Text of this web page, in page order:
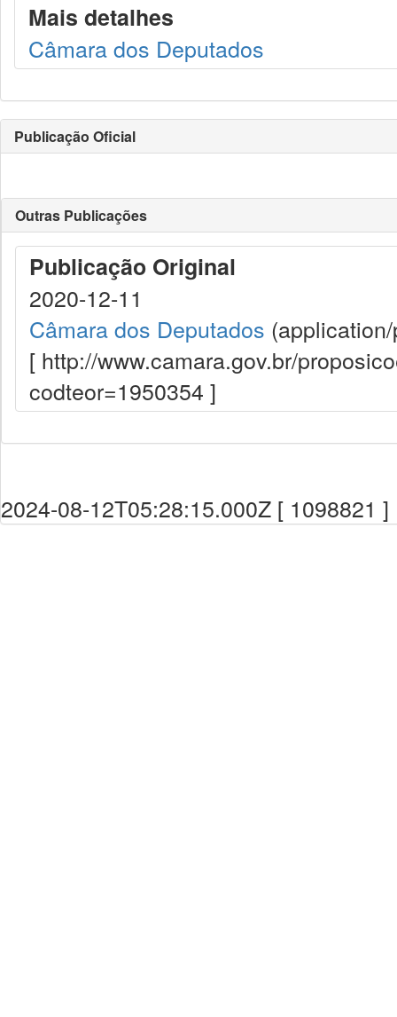
Mais detalhes
Câmara dos Deputados
Publicação Oficial
Outras Publicações
Publicação Original
2020-12-11
Câmara dos Deputados
[ http://www.camara.gov.br/
codteor=1950354 ]
2024-08-12T05:28:15.000Z [ 1098821 ]